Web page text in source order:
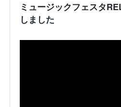
ミュージックフェスタ
しました